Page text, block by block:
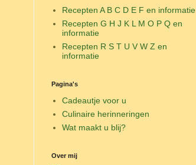
Recepten A B C D E F en informatie
Recepten G H J K L M O P Q en
informatie
Recepten R S T U V W Z en
informatie
Pagina's
Cadeautje voor u
Culinaire herinneringen
Wat maakt u blij?
Over mij